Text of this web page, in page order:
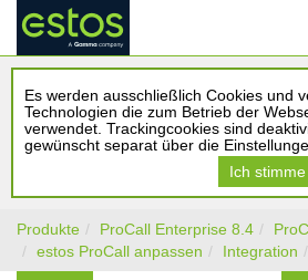
Es werden ausschließlich Cookies und
Technologien die zum Betrieb der
verwendet. Trackingcookies sind
gewünscht separat über die
Ich
Produkte ProCall Enterprise 8.4
estos ProCall anpassen
Integration